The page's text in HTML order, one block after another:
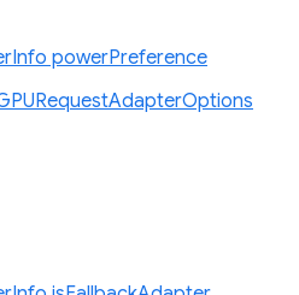
powerPreference